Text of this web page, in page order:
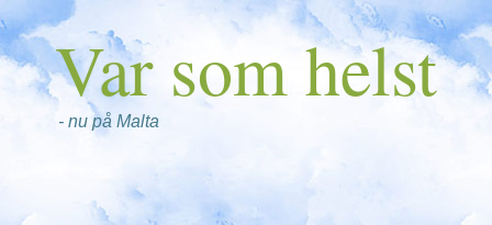
Var som helst
- nu på Malta